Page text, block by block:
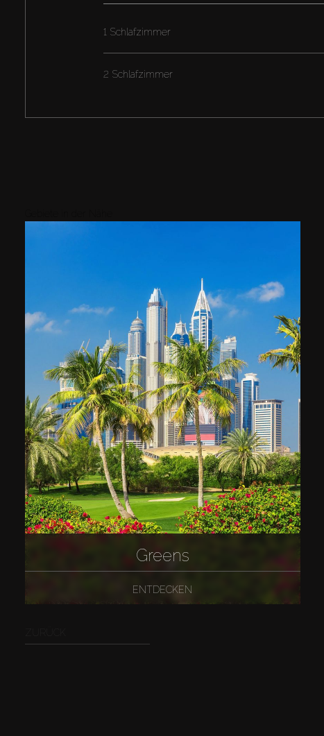
1 Schlafzimmer
2 Schlafzimmer
Greens
ENTDECKEN